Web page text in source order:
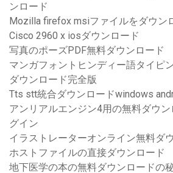
ンロード
Mozilla firefox msiファイルをダウン
Cisco 2960 x iosダウンロード
写真のポーズPDF無料ダウンロード
マンガフォントヒンディー語タイピ
ダウンロード完全版
Tts stt統合ダウンロードwindows
アンリアルエンジン4用の無料ダウン
グイン
イラストレーターオンライン無料ダ
ホストファイルの直接ダウンロード
地下医学の本の無料ダウンロードの